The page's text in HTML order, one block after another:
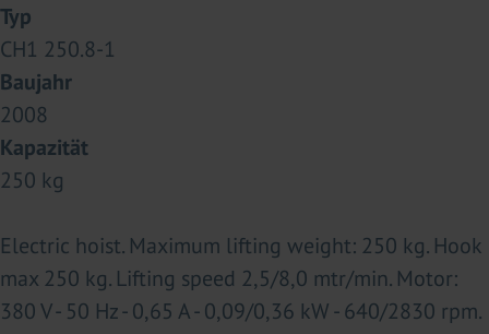
Typ
CH1 250.8-1
Baujahr
2008
Kapazität
250 kg
Electric hoist. Maximum lifting weight: 250 kg. Hook
max 250 kg. Lifting speed 2,5/8,0 mtr/min. Motor:
380 V - 50 Hz - 0,65 A - 0,09/0,36 kW - 640/2830 rpm.